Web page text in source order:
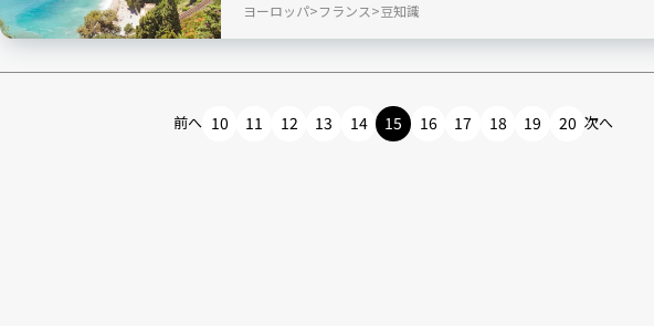
します。
ヨーロッパ フランス 豆知識
前へ 10 11 12 13 14 15 16 17 18 19 20 次へ